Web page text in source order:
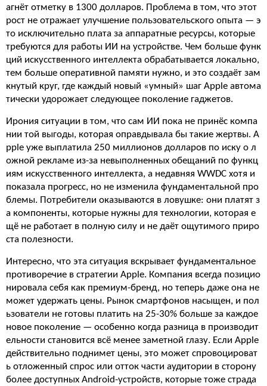
агнёт отметку в 1300 долларов. Проблема в том, что этот
рост не отражает улучшение пользовательского опыта — э
то исключительно плата за аппаратные ресурсы, которые
требуются для работы ИИ на устройстве. Чем больше функ
ций искусственного интеллекта обрабатывается локально,
тем больше оперативной памяти нужно, и это создаёт зам
кнутый круг, где каждый новый «умный» шаг Apple автома
тически удорожает следующее поколение гаджетов.
Ирония ситуации в том, что сам ИИ пока не принёс компа
нии той выгоды, которая оправдывала бы такие жертвы. A
pple уже выплатила 250 миллионов долларов по иску о л
ожной рекламе из-за невыполненных обещаний по функц
иям искусственного интеллекта, а недавняя WWDC хотя и
показала прогресс, но не изменила фундаментальной про
блемы. Потребители оказываются в ловушке: они платят з
а компоненты, которые нужны для технологии, которая е
щё не работает в полную силу и не даёт ощутимого приро
ста полезности.
Интересно, что эта ситуация вскрывает фундаментальное
противоречие в стратегии Apple. Компания всегда позицио
нировала себя как премиум-бренд, но теперь даже она не
может удержать цены. Рынок смартфонов насыщен, и пол
ьзователи не готовы платить на 25-30% больше за каждое
новое поколение — особенно когда разница в производит
ельности становится всё менее заметной глазу. Если Apple
действительно поднимет цены, это может спровоцироват
ь отложенный спрос или отток части аудитории в сторону
более доступных Android-устройств, которые тоже страда